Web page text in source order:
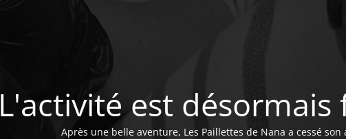
L'activité est désormais
Après une belle aventure, Les Paillettes de Nana a cessé son